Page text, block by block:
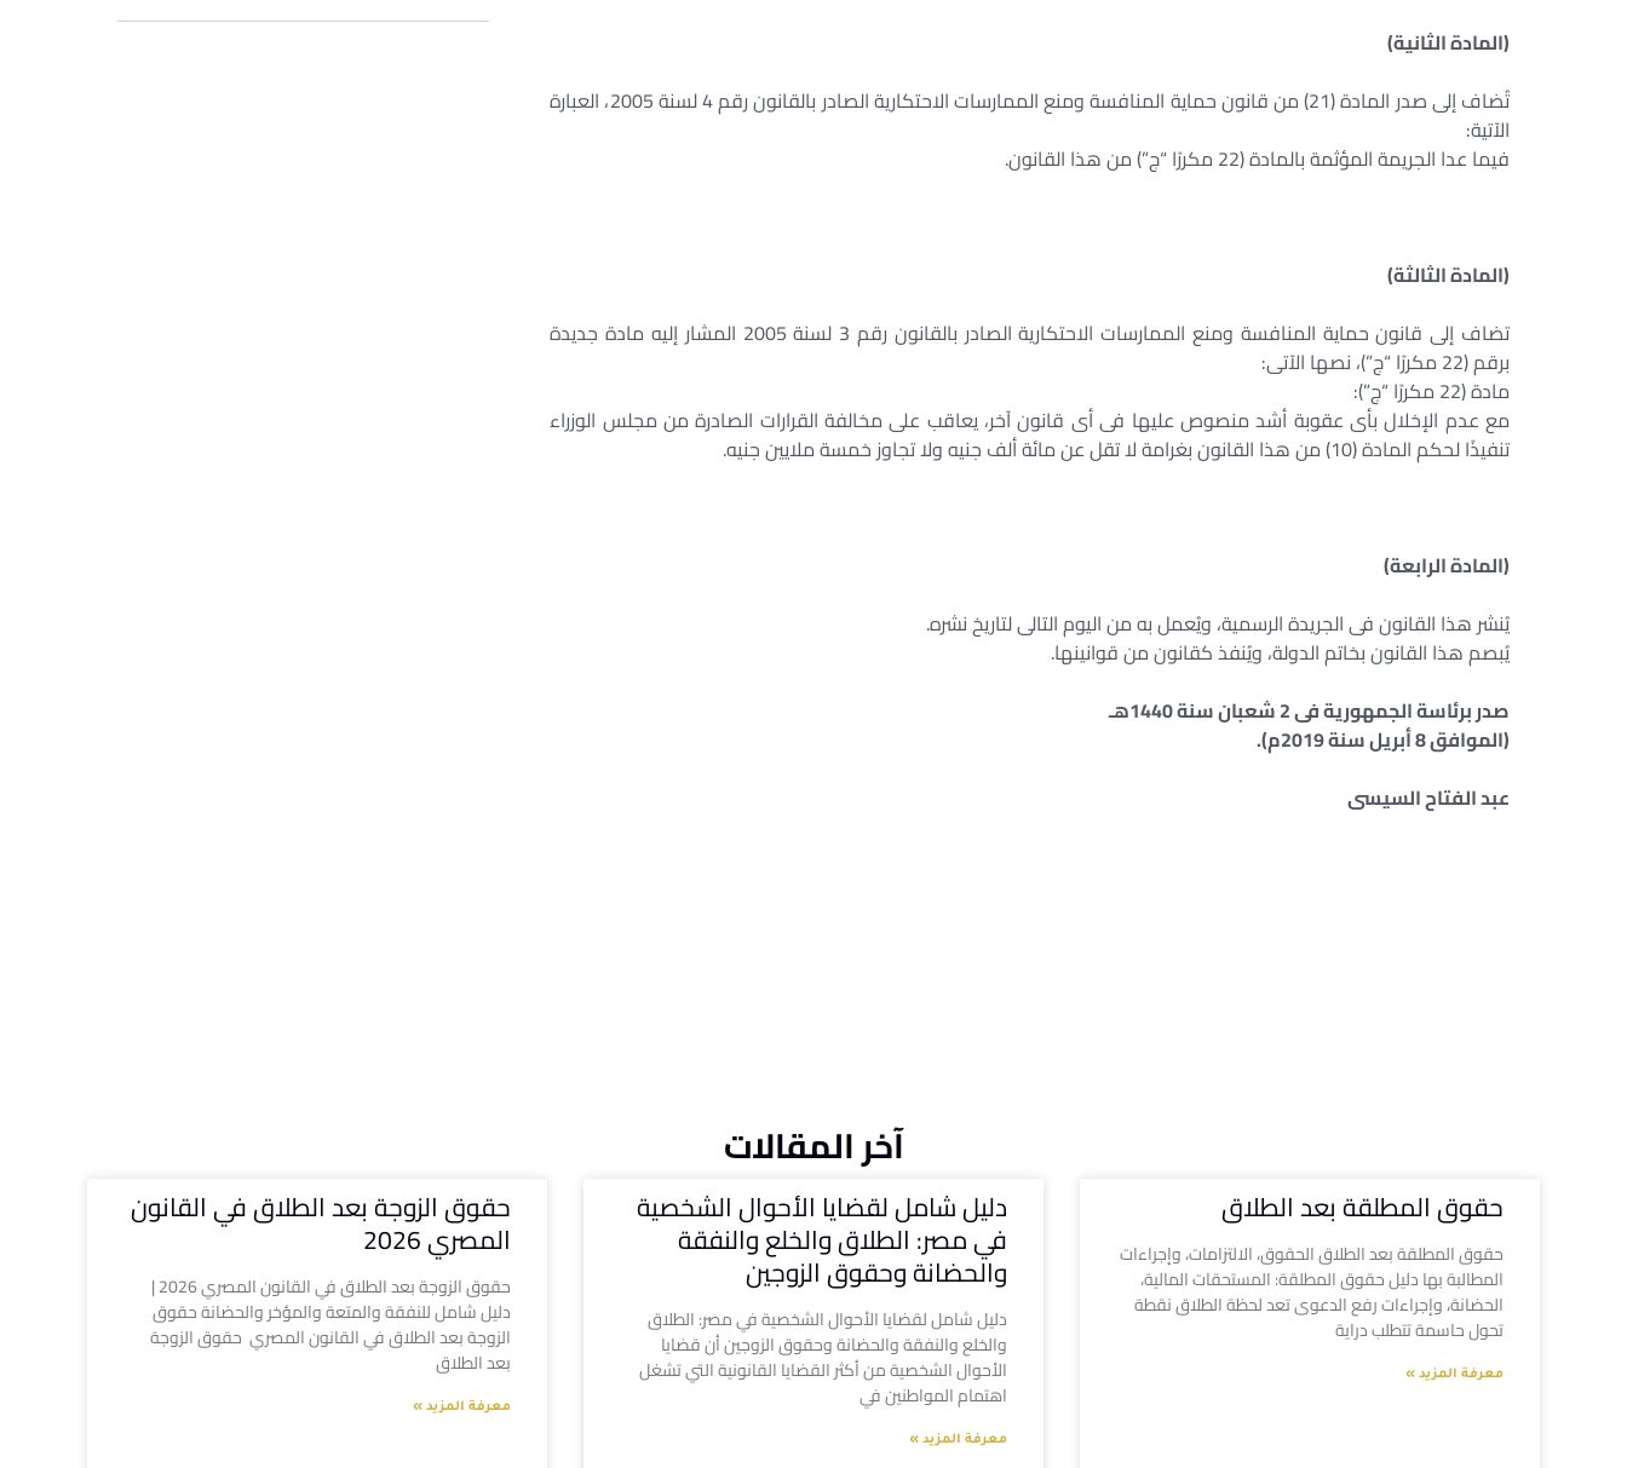
(المادة الثانية)
تُضاف إلى صدر المادة (21) من قانون حماية المنافسة ومنع الممارسات الاحتكارية الصادر بالقانون رقم 4 لسنة 2005، العبارة
الآتية:
فيما عدا الجريمة المؤثمة بالمادة (22 مكررًا “ج”) من هذا القانون.
(المادة الثالثة)
تضاف إلى قانون حماية المنافسة ومنع الممارسات الاحتكارية الصادر بالقانون رقم 3 لسنة 2005 المشار إليه مادة جديدة
برقم (22 مكررًا “ج”)، نصها الآتى:
مادة (22 مكررًا “ج”):
مع عدم الإخلال بأى عقوبة أشد منصوص عليها فى أى قانون آخر، يعاقب على مخالفة القرارات الصادرة من مجلس الوزراء
تنفيذًا لحكم المادة (10) من هذا القانون بغرامة لا تقل عن مائة ألف جنيه ولا تجاوز خمسة ملايين جنيه.
(المادة الرابعة)
يُنشر هذا القانون فى الجريدة الرسمية، ويُعمل به من اليوم التالى لتاريخ نشره.
يُبصم هذا القانون بخاتم الدولة، ويُنفذ كقانون من قوانينها.
صدر برئاسة الجمهورية فى 2 شعبان سنة 1440هـ
(الموافق 8 أبريل سنة 2019م).
عبد الفتاح السيسى
آخر المقالات
حقوق المطلقة بعد الطلاق
حقوق المطلقة بعد الطلاق الحقوق، الالتزامات، وإجراءات
المطالبة بها دليل حقوق المطلقة: المستحقات المالية،
الحضانة، وإجراءات رفع الدعوى تعد لحظة الطلاق نقطة
تحول حاسمة تتطلب دراية
معرفة المزيد »
دليل شامل لقضايا الأحوال الشخصية
في مصر: الطلاق والخلع والنفقة
والحضانة وحقوق الزوجين
دليل شامل لقضايا الأحوال الشخصية في مصر: الطلاق
والخلع والنفقة والحضانة وحقوق الزوجين أن قضايا
الأحوال الشخصية من أكثر القضايا القانونية التي تشغل
اهتمام المواطنين في
معرفة المزيد »
حقوق الزوجة بعد الطلاق في القانون
المصري 2026
حقوق الزوجة بعد الطلاق في القانون المصري 2026 |
دليل شامل للنفقة والمتعة والمؤخر والحضانة حقوق
الزوجة بعد الطلاق في القانون المصري حقوق الزوجة
بعد الطلاق
معرفة المزيد »